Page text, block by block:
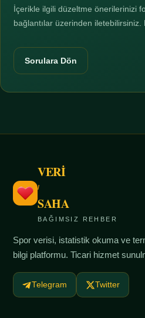
İçerikle ilgili düzeltme önerilerinizi
bağlantılar üzerinden
Sorulara Dön
VERİ
/
SAHA
BAĞIMSIZ REHBER
Spor verisi, istatistik okuma ve
bilgi platformu. Ticari hizmet
Telegram Twitter